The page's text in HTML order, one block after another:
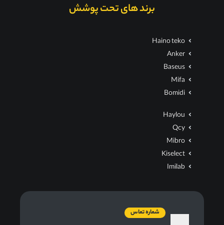
برند های تحت پوشش
Haino teko
Anker
Baseus
Mifa
Bomidi
Haylou
Qcy
Mibro
Kiselect
Imilab
شماره تماس